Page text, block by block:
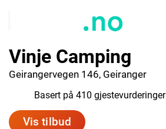
Vinje Camping
Geirangervegen 146, Geiranger
Basert på 410 gjestevurderinger
Vis tilbud